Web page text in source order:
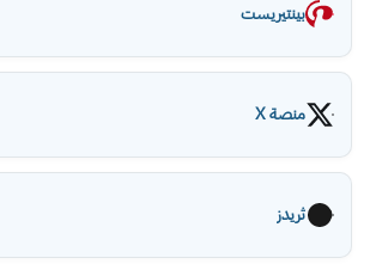
بينتيريست
منصة X
ثريدز